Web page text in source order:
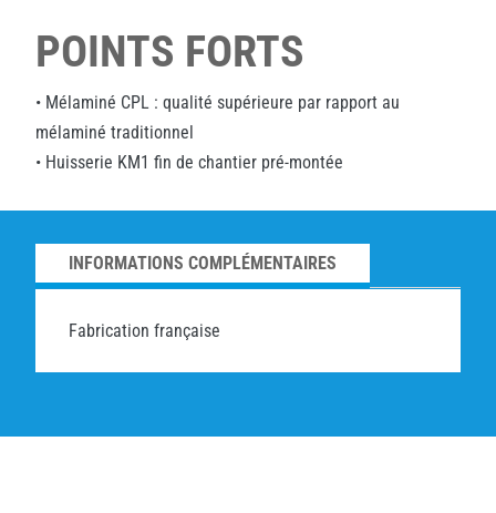
POINTS FORTS
• Mélaminé CPL : qualité supérieure par rapport au
mélaminé traditionnel
• Huisserie KM1 fin de chantier pré-montée
INFORMATIONS COMPLÉMENTAIRES
Fabrication française